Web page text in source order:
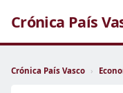
Crónica País
Crónica País Vasco ›